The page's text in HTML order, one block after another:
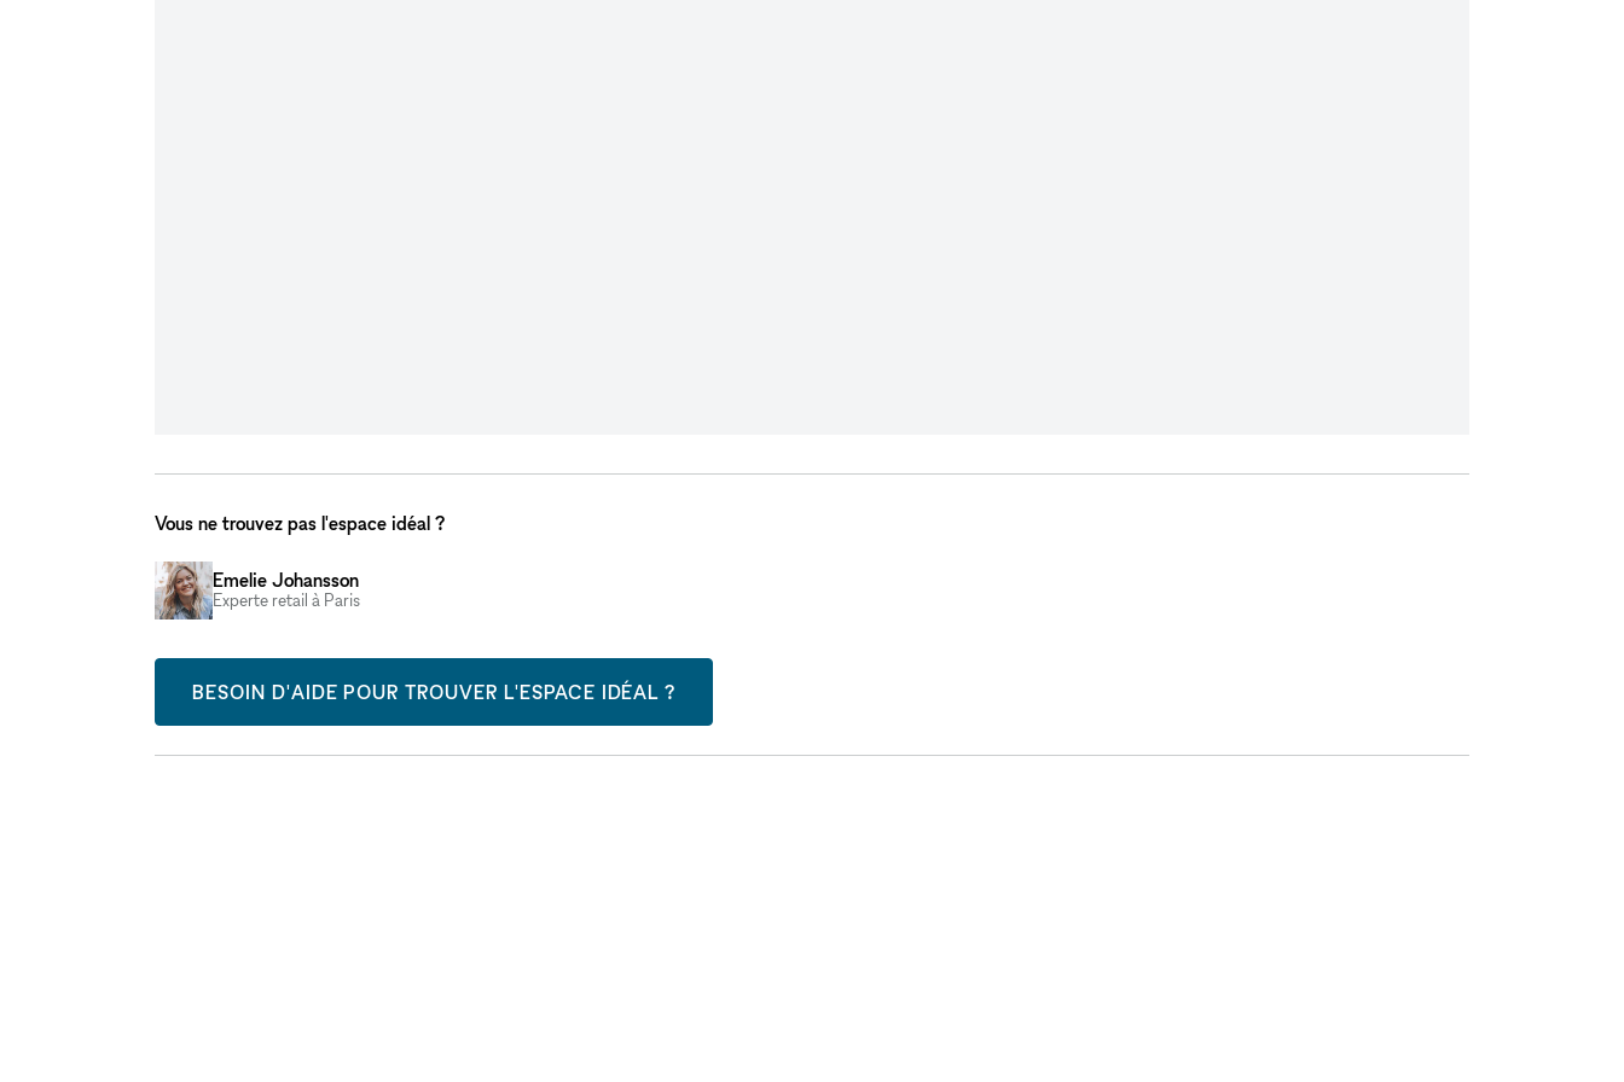
Vous ne trouvez pas l'espace idéal ?
Emelie Johansson
Experte retail à Paris
BESOIN D'AIDE POUR TROUVER L'ESPACE IDÉAL ?